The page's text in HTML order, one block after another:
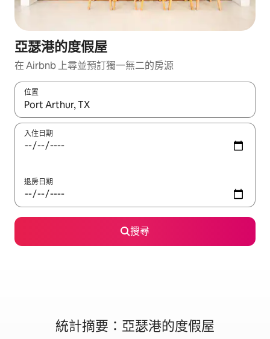
亞瑟港的度假屋
在 Airbnb 上尋並預訂獨一無二的房源
位置
如有搜尋結果，瀏覽內容時請使用上下箭頭，或輕點、滑動裝置。
入住日期
退房日期
搜尋
統計摘要：亞瑟港的度假屋